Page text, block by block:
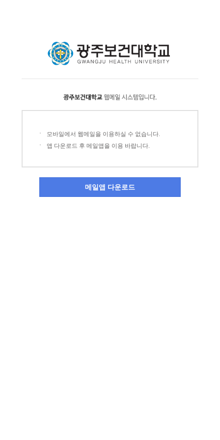
모바일에서 웹메일을 이용하실 수 없습니다.
앱 다운로드 후 메일앱을 이용 바랍니다.
메일앱 다운로드